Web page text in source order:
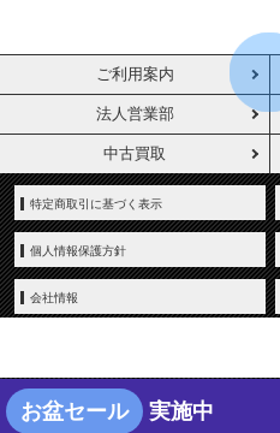
ご利用案内
法人営業部
中古買取
特定商取引に基づく表示
個人情報保護方針
会社情報
お盆セール 実施中